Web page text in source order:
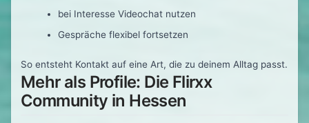
bei Interesse Videochat nutzen
Gespräche flexibel fortsetzen
So entsteht Kontakt auf eine Art, die zu deinem Alltag passt.
Mehr als Profile: Die Flirxx
Community in Hessen